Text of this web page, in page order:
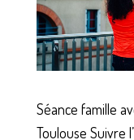
Séance famille
Toulouse Suivre